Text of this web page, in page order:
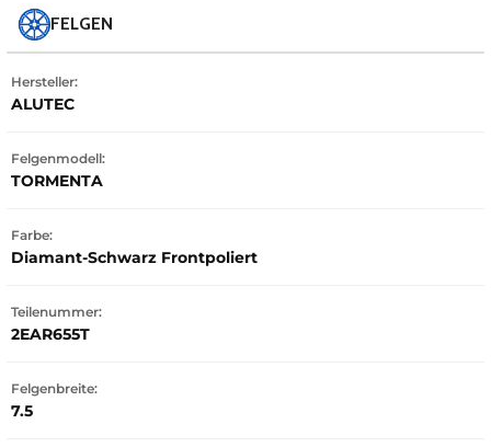
FELGEN
Hersteller:
ALUTEC
Felgenmodell:
TORMENTA
Farbe:
Diamant-Schwarz Frontpoliert
Teilenummer:
2EAR655T
Felgenbreite:
7.5